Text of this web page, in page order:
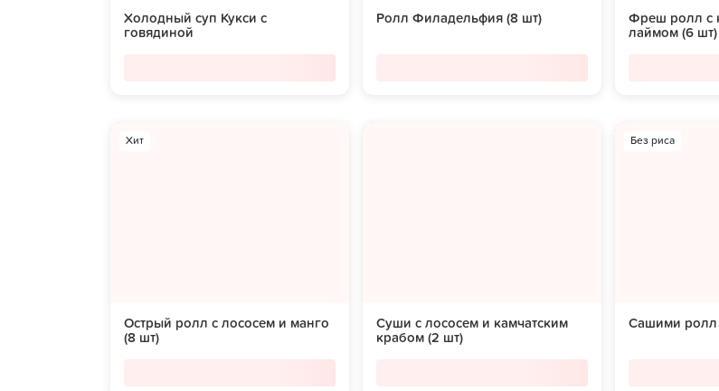
Холодный суп Кукси с
говядиной
Ролл Филадельфия (8 шт)
Фреш ролл с
лаймом (6 шт)
Хит
Острый ролл с лососем и манго
(8 шт)
Суши с лососем и камчатским
крабом (2 шт)
Без риса
Сашими ролл